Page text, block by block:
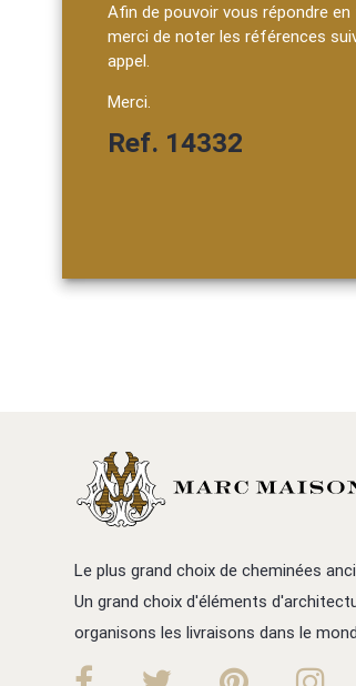
Afin de pouvoir vous répondre
merci de noter les références
appel.
Merci.
Ref. 14332
Le plus grand choix de cheminées
Un grand choix d'éléments
organisons les livraisons dans le